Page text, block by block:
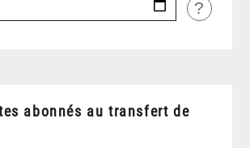
?
abonnés au transfert de